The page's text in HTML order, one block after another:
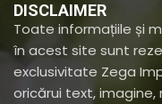
DISCLAIMER
Toate informațiile și
în acest site sunt
exclusivitate Zega
oricărui text, imagine,